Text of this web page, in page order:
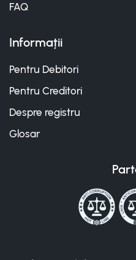
FAQ
Informații
Pentru Debitori
Pentru Creditori
Despre registru
Glosar